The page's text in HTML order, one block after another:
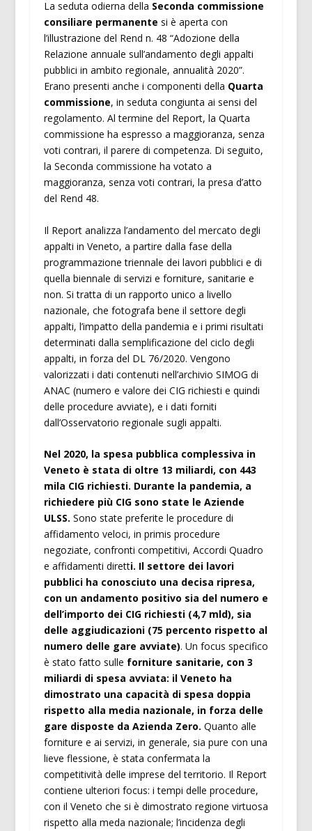
La seduta odierna della Seconda commissione
consiliare permanente si è aperta con
l’illustrazione del Rend n. 48 “Adozione della
Relazione annuale sull’andamento degli appalti
pubblici in ambito regionale, annualità 2020”.
Erano presenti anche i componenti della Quarta
commissione, in seduta congiunta ai sensi del
regolamento. Al termine del Report, la Quarta
commissione ha espresso a maggioranza, senza
voti contrari, il parere di competenza. Di seguito,
la Seconda commissione ha votato a
maggioranza, senza voti contrari, la presa d’atto
del Rend 48.
Il Report analizza l’andamento del mercato degli
appalti in Veneto, a partire dalla fase della
programmazione triennale dei lavori pubblici e di
quella biennale di servizi e forniture, sanitarie e
non. Si tratta di un rapporto unico a livello
nazionale, che fotografa bene il settore degli
appalti, l’impatto della pandemia e i primi risultati
determinati dalla semplificazione del ciclo degli
appalti, in forza del DL 76/2020. Vengono
valorizzati i dati contenuti nell’archivio SIMOG di
ANAC (numero e valore dei CIG richiesti e quindi
delle procedure avviate), e i dati forniti
dall’Osservatorio regionale sugli appalti.
Nel 2020, la spesa pubblica complessiva in
Veneto è stata di oltre 13 miliardi, con 443
mila CIG richiesti. Durante la pandemia, a
richiedere più CIG sono state le Aziende
ULSS. Sono state preferite le procedure di
affidamento veloci, in primis procedure
negoziate, confronti competitivi, Accordi Quadro
e affidamenti diretti. Il settore dei lavori
pubblici ha conosciuto una decisa ripresa,
con un andamento positivo sia del numero e
dell’importo dei CIG richiesti (4,7 mld), sia
delle aggiudicazioni (75 percento rispetto al
numero delle gare avviate). Un focus specifico
è stato fatto sulle forniture sanitarie, con 3
miliardi di spesa avviata: il Veneto ha
dimostrato una capacità di spesa doppia
rispetto alla media nazionale, in forza delle
gare disposte da Azienda Zero. Quanto alle
forniture e ai servizi, in generale, sia pure con una
lieve flessione, è stata confermata la
competitività delle imprese del territorio. Il Report
contiene ulteriori focus: i tempi delle procedure,
con il Veneto che si è dimostrato regione virtuosa
rispetto alla meda nazionale; l’incidenza degli